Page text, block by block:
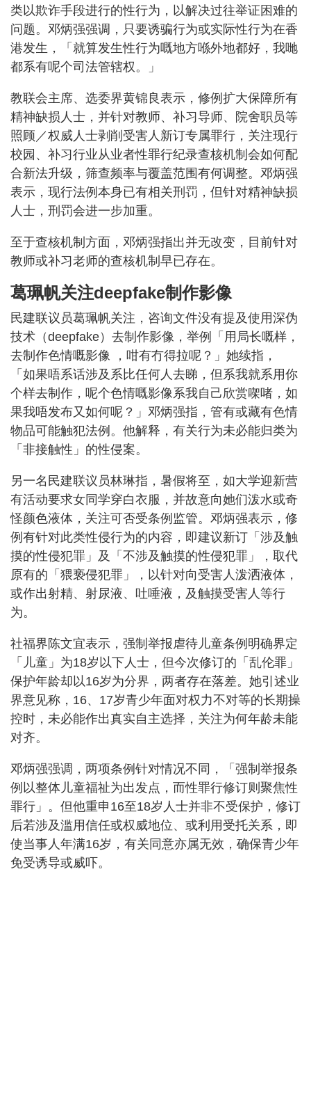
类以欺诈手段进行的性行为，以解决过往举证困难的
问题。邓炳强强调，只要诱骗行为或实际性行为在香
港发生，「就算发生性行为嘅地方喺外地都好，我哋
都系有呢个司法管辖权。」
教联会主席、选委界黄锦良表示，修例扩大保障所有
精神缺损人士，并针对教师、补习导师、院舍职员等
照顾／权威人士剥削受害人新订专属罪行，关注现行
校园、补习行业从业者性罪行纪录查核机制会如何配
合新法升级，筛查频率与覆盖范围有何调整。邓炳强
表示，现行法例本身已有相关刑罚，但针对精神缺损
人士，刑罚会进一步加重。
至于查核机制方面，邓炳强指出并无改变，目前针对
教师或补习老师的查核机制早已存在。
葛珮帆关注deepfake制作影像
民建联议员葛珮帆关注，咨询文件没有提及使用深伪
技术（deepfake）去制作影像，举例「用局长嘅样，
去制作色情嘅影像 ，咁有冇得拉呢？」她续指，
「如果唔系话涉及系比任何人去睇，但系我就系用你
个样去制作，呢个色情嘅影像系我自己欣赏㗎啫，如
果我唔发布又如何呢？」邓炳强指，管有或藏有色情
物品可能触犯法例。他解释，有关行为未必能归类为
「非接触性」的性侵案。
另一名民建联议员林琳指，暑假将至，如大学迎新营
有活动要求女同学穿白衣服，并故意向她们泼水或奇
怪颜色液体，关注可否受条例监管。邓炳强表示，修
例有针对此类性侵行为的内容，即建议新订「涉及触
摸的性侵犯罪」及「不涉及触摸的性侵犯罪」，取代
原有的「猥亵侵犯罪」，以针对向受害人泼洒液体，
或作出射精、射尿液、吐唾液，及触摸受害人等行
为。
社福界陈文宜表示，强制举报虐待儿童条例明确界定
「儿童」为18岁以下人士，但今次修订的「乱伦罪」
保护年龄却以16岁为分界，两者存在落差。她引述业
界意见称，16、17岁青少年面对权力不对等的长期操
控时，未必能作出真实自主选择，关注为何年龄未能
对齐。
邓炳强强调，两项条例针对情况不同，「强制举报条
例以整体儿童福祉为出发点，而性罪行修订则聚焦性
罪行」。但他重申16至18岁人士并非不受保护，修订
后若涉及滥用信任或权威地位、或利用受托关系，即
使当事人年满16岁，有关同意亦属无效，确保青少年
免受诱导或威吓。